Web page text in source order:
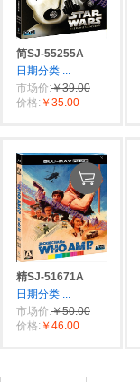
简SJ-55255A
日期分类 ...
市场价:￥39.00
价格: ￥35.00
精SJ-51671A
日期分类 ...
市场价:￥50.00
价格: ￥46.00